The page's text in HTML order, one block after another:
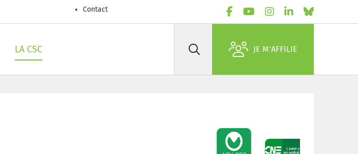
Contact
LA CSC Rechercher JE M'AFFILIE